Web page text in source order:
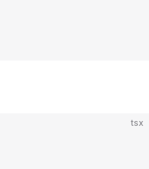
tsx